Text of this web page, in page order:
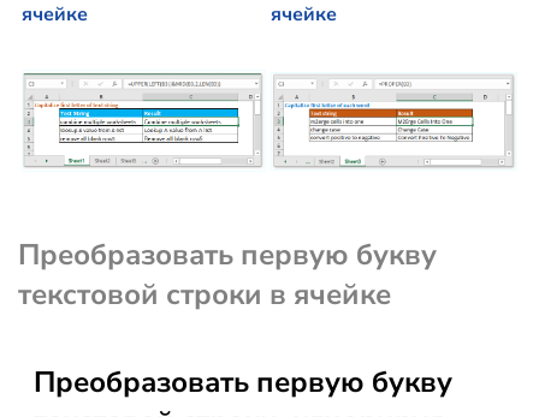
ячейке
ячейке
Преобразовать первую букву
текстовой строки в ячейке
Преобразовать первую букву